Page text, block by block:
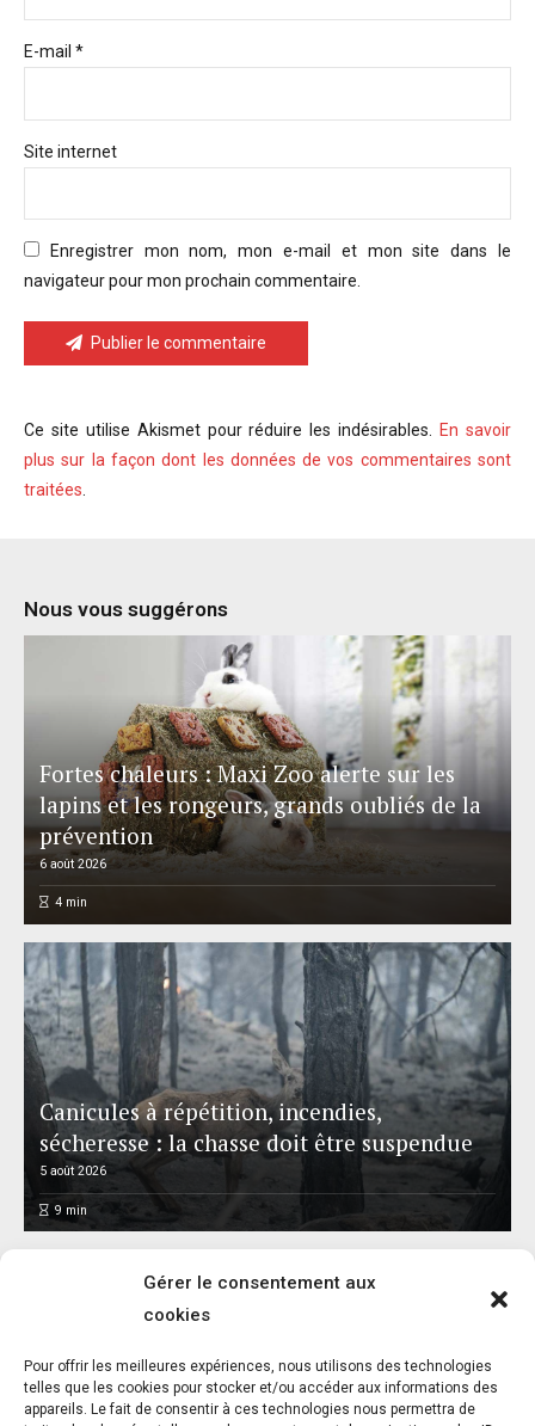
Gérer le consentement aux
cookies
Pour offrir les meilleures expériences, nous utilisons des technologies
telles que les cookies pour stocker et/ou accéder aux informations des
appareils. Le fait de consentir à ces technologies nous permettra de
E-mail *
Site internet
Enregistrer mon nom, mon e-mail et mon site dans le
navigateur pour mon prochain commentaire.
Publier le commentaire
Ce site utilise Akismet pour réduire les indésirables.En savoir
plus sur la façon dont les données de vos commentaires sont
traitées
Nous vous suggérons
Fortes chaleurs : Maxi Zoo alerte sur les
lapins et les rongeurs, grands oubliés de la
prévention
6 août 2026
4min
Canicules à répétition, incendies,
sécheresse : la chasse doit être suspendue
5 août 2026
9 min
Réalisme animal : exposition et catalogue –
Musée départemental Gustave Courbet –